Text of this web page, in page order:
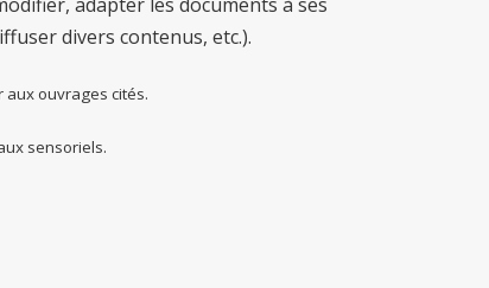
divers contenus, etc.).
aux ouvrages cités.
sensoriels.